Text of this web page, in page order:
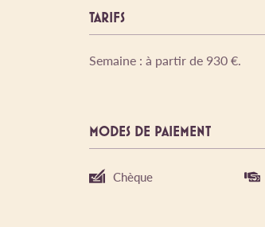
TARIFS
Semaine : à partir de 930 €.
MODES DE PAIEMENT
Chèque